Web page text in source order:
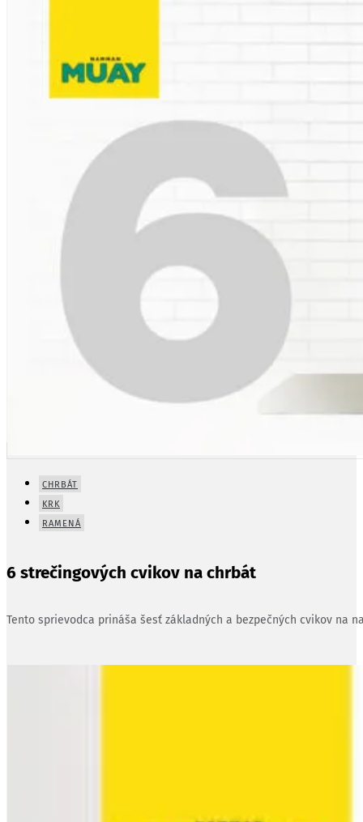
CHRBÁT
KRK
RAMENÁ
6 strečingových cvikov na chrbát
Tento sprievodca prináša šesť základných a bezpečných cvikov na